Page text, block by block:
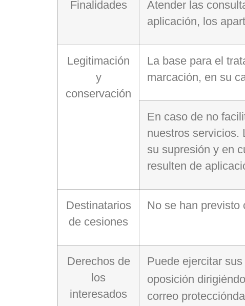
Finalidades
Atender las
aplicación, los
Legitimación
y
conservación
La base para el
marcación, en su
En caso de no
nuestros servicios.
su supresión y en
resulten de
Destinatarios
de cesiones
No se han previsto
Derechos de
los
interesados
Puede ejercitar
oposición
correo